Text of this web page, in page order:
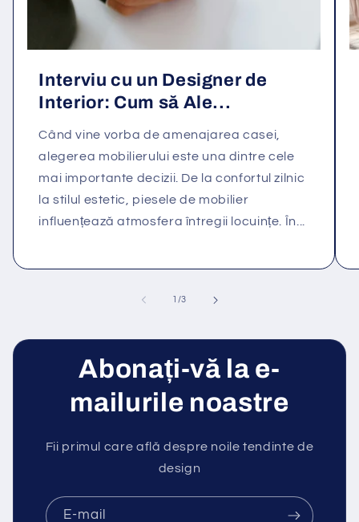
Interviu cu un Designer de
Interior: Cum să Ale...
Când vine vorba de amenajarea casei,
alegerea mobilierului este una dintre cele
mai importante decizii. De la confortul zilnic
la stilul estetic, piesele de mobilier
influențează atmosfera întregii locuințe. În...
1 /din
3
Abonați-vă la e-
mailurile noastre
Fii primul care află despre noile tendinte de
design
E-mail